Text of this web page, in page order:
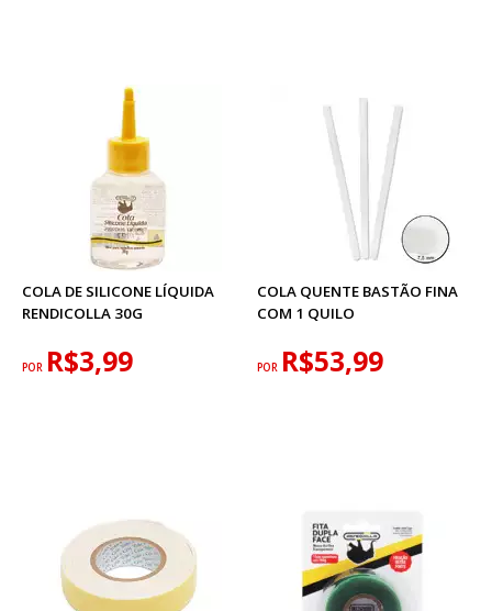
COLA DE SILICONE LÍQUIDA
RENDICOLLA 30G
POR R$3,99
COLA QUENTE BASTÃO FINA
COM 1 QUILO
POR R$53,99